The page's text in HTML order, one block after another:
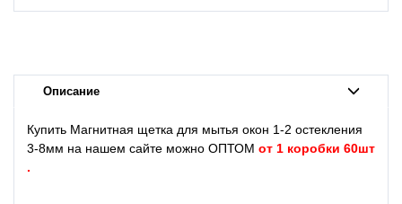
Описание
Купить Магнитная щетка для мытья окон 1-2 остекления
3-8мм на нашем сайте можно ОПТОМ от 1 коробки 60шт
.